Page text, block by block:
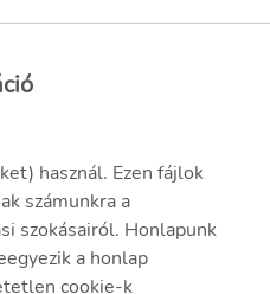
használ. Ezen fájlok
számunkra a
szokásairól. Honlapunk
a honlap
cookie-k